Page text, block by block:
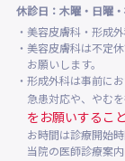
休診日：木曜・日曜
・美容皮膚科・形成
・美容皮膚科は不定
お願いします。
・形成外科は事前に
急患対応や、やむ
をお願いするこ
お時間は診療開始
当院の医師診療案内